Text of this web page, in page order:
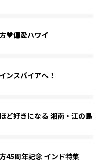
♥偏愛ハワイ
ンスパイアへ！
ど好きになる 湘南・江の島
45周年記念 インド特集